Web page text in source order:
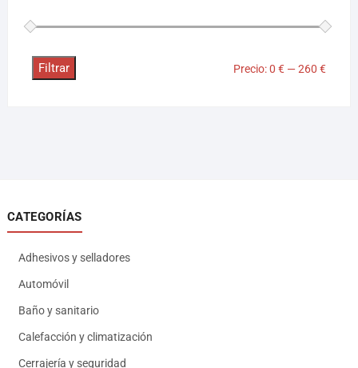
Filtrar Precio:0 € —260 €
CATEGORÍAS
Adhesivos y selladores
Automóvil
Baño y sanitario
Calefacción y climatización
Cerrajería y seguridad